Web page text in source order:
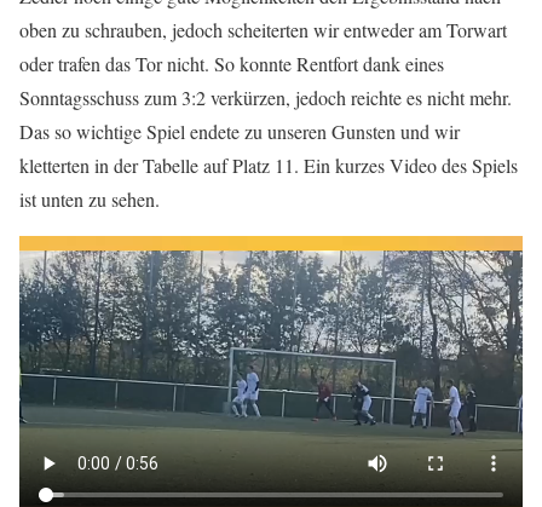
oben zu schrauben, jedoch scheiterten wir entweder am Torwart
oder trafen das Tor nicht. So konnte Rentfort dank eines
Sonntagsschuss zum 3:2 verkürzen, jedoch reichte es nicht mehr.
Das so wichtige Spiel endete zu unseren Gunsten und wir
kletterten in der Tabelle auf Platz 11. Ein kurzes Video des Spiels
ist unten zu sehen.